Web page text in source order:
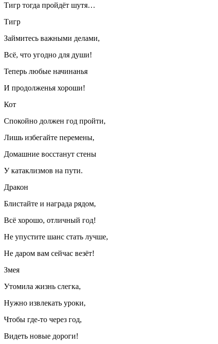
Тигр тогда пройдёт шутя…
Тигр
Займитесь важными делами,
Всё, что угодно для души!
Теперь любые начинанья
И продолженья хороши!
Кот
Спокойно должен год пройти,
Лишь избегайте перемены,
Домашние восстанут стены
У катаклизмов на пути.
Дракон
Блистайте и награда рядом,
Всё хорошо, отличный год!
Не упустите шанс стать лучше,
Не даром вам сейчас везёт!
Змея
Утомила жизнь слегка,
Нужно извлекать уроки,
Чтобы где-то через год,
Видеть новые дороги!